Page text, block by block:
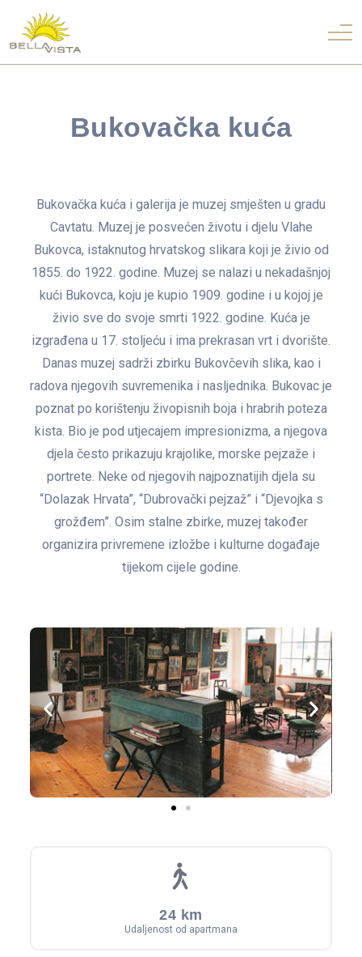
Bukovačka kuća
Bukovačka kuća i galerija je muzej smješten u gradu
Cavtatu. Muzej je posvećen životu i djelu Vlahe
Bukovca, istaknutog hrvatskog slikara koji je živio od
1855. do 1922. godine. Muzej se nalazi u nekadašnjoj
kući Bukovca, koju je kupio 1909. godine i u kojoj je
živio sve do svoje smrti 1922. godine. Kuća je
izgrađena u 17. stoljeću i ima prekrasan vrt i dvorište.
Danas muzej sadrži zbirku Bukovčevih slika, kao i
radova njegovih suvremenika i nasljednika. Bukovac je
poznat po korištenju živopisnih boja i hrabrih poteza
kista. Bio je pod utjecajem impresionizma, a njegova
djela često prikazuju krajolike, morske pejzaže i
portrete. Neke od njegovih najpoznatijih djela su
“Dolazak Hrvata”, “Dubrovački pejzaž” i “Djevojka s
grožđem”. Osim stalne zbirke, muzej također
organizira privremene izložbe i kulturne događaje
tijekom cijele godine.
24 km
Udaljenost od apartmana